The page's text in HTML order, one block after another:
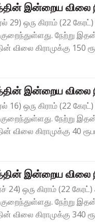
இன்றைய விலை
29) ஒரு கிராம் (22
நேற்று
விலை கிராமுக்கு 150
இன்றைய விலை
16) ஒரு கிராம் (22
நேற்று
விலை கிராமுக்கு 40
இன்றைய விலை
24) ஒரு கிராம் (22
நேற்று
விலை கிராமுக்கு 340